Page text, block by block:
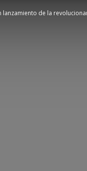
lanzamiento de la